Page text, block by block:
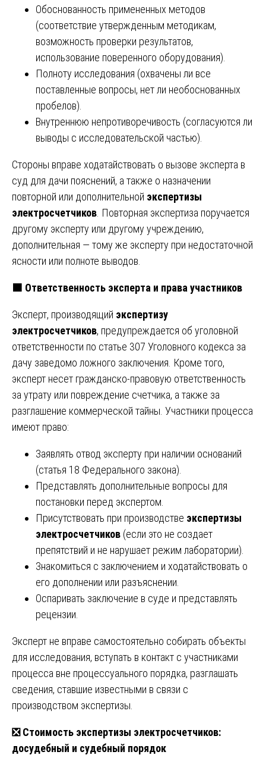
Обоснованность примененных методов
(соответствие утвержденным методикам,
возможность проверки результатов,
использование поверенного оборудования).
Полноту исследования (охвачены ли все
поставленные вопросы, нет ли необоснованных
пробелов).
Внутреннюю непротиворечивость (согласуются ли
выводы с исследовательской частью).
Стороны вправе ходатайствовать о вызове эксперта в
суд для дачи пояснений, а также о назначении
повторной или дополнительной экспертизы
электросчетчиков . Повторная экспертиза поручается
другому эксперту или другому учреждению,
дополнительная — тому же эксперту при недостаточной
ясности или полноте выводов.
🟧 Ответственность эксперта и права участников
Эксперт, производящий экспертизу
электросчетчиков, предупреждается об уголовной
ответственности по статье 307 Уголовного кодекса за
дачу заведомо ложного заключения. Кроме того,
эксперт несет гражданско-правовую ответственность
за утрату или повреждение счетчика, а также за
разглашение коммерческой тайны. Участники процесса
имеют право:
Заявлять отвод эксперту при наличии оснований
(статья 18 Федерального закона).
Представлять дополнительные вопросы для
постановки перед экспертом.
Присутствовать при производстве экспертизы
электросчетчиков (если это не создает
препятствий и не нарушает режим лаборатории).
Знакомиться с заключением и ходатайствовать о
его дополнении или разъяснении.
Оспаривать заключение в суде и представлять
рецензии.
Эксперт не вправе самостоятельно собирать объекты
для исследования, вступать в контакт с участниками
процесса вне процессуального порядка, разглашать
сведения, ставшие известными в связи с
производством экспертизы.
❎Стоимость экспертизы электросчетчиков:
досудебный и судебный порядок